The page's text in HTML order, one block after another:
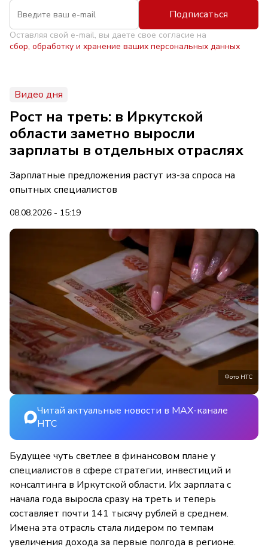
Подписаться
Оставляя свой e-mail, вы даете свое согласие на
сбор, обработку и хранение ваших персональных данных
Видео дня
Рост на треть: в Иркутской
области заметно выросли
зарплаты в отдельных отраслях
Зарплатные предложения растут из-за спроса на
опытных специалистов
08.08.2026 - 15:19
Фото НТС
Читай актуальные новости в MAX-канале
НТС
Будущее чуть светлее в финансовом плане у
специалистов в сфере стратегии, инвестиций и
консалтинга в Иркутской области. Их зарплата с
начала года выросла сразу на треть и теперь
составляет почти 141 тысячу рублей в среднем.
Имена эта отрасль стала лидером по темпам
увеличения дохода за первые полгода в регионе.